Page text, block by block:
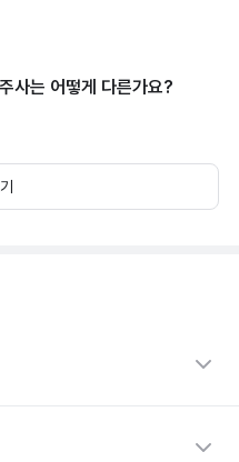
사는 어떻게 다른가요?